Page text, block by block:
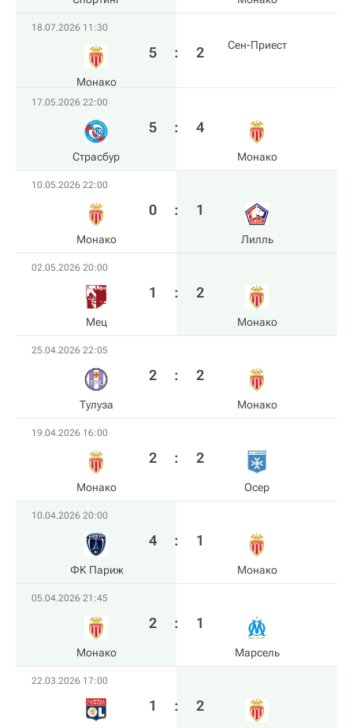
18.07.2026 11:30
Монако
5 : 2 Сен-Приест
17.05.2026 22:00
Страсбур
5 : 4
Монако
10.05.2026 22:00
Монако
0 : 1
Лилль
02.05.2026 20:00
Мец
1 : 2
Монако
25.04.2026 22:05
Тулуза
2 : 2
Монако
19.04.2026 16:00
Монако
2 : 2
Осер
10.04.2026 20:00
ФК Париж
4 : 1
Монако
05.04.2026 21:45
Монако
2 : 1
Марсель
22.03.2026 17:00
1 : 2